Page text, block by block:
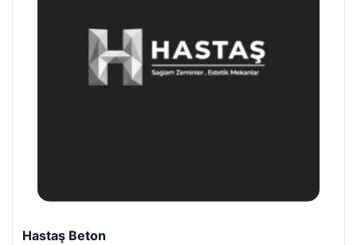
Hastaş Beton